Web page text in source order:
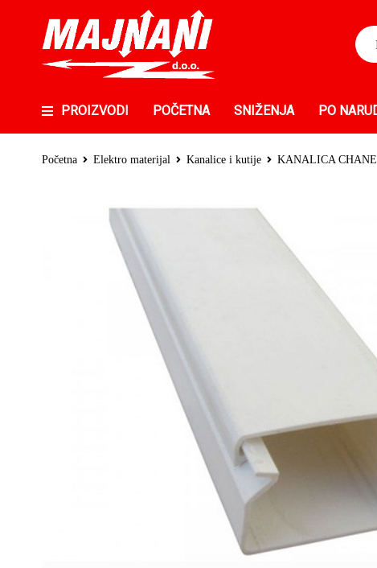
PROIZVODI POČETNA SNIŽENJA PO
Početna Elektro materijal Kanalice i kutije KANALICA